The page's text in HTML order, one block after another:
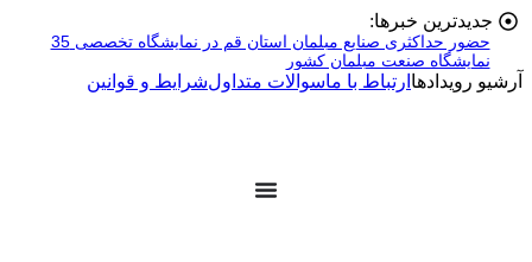
پرش
محتوا
جدیدترین خبرها:
حضور حداکثری صنایع مبلمان استان قم در نمایشگاه تخصصی 35
نمایشگاه صنعت مبلمان کشور
آرشیو رویدادها ارتباط با ماسوالات متداولشرایط و قوانین